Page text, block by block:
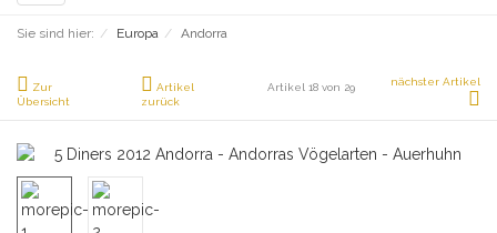
navigation
Sie sind hier: Europa Andorra
Zur
Übersicht
Artikel
zurück
Artikel 18 von 29 nächster Artikel